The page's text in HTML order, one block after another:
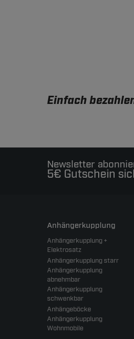
Einfach
Newsletter
5€ Gutschein
Anhängerkupplung
Anhängerkupplung +
Elektrosatz
Anhängerkupplung starr
Anhängerkupplung
abnehmbar
Anhängerkupplung
schwenkbar
Anhängeböcke
Anhängerkupplung
Wohnmobile